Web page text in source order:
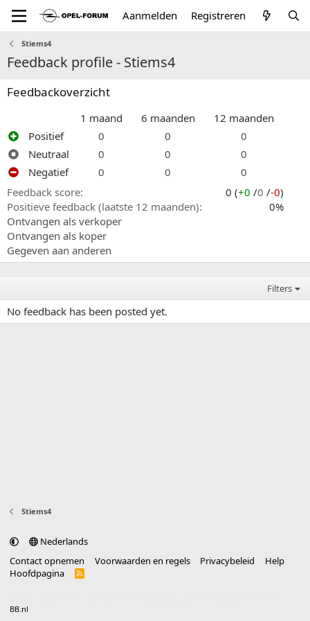
Aanmelden Registreren
Stiems4
Feedback profile - Stiems4
Feedbackoverzicht
1 maand 6 maanden
12 maanden
Positief
0 0
0
Neutraal
0 0
0
Negatief
0 0
0
Feedback score
0 (+0 /0 /-0)
Positieve feedback (laatste 12 maanden)
0%
Ontvangen als verkoper
Ontvangen als koper
Gegeven aan anderen
Filters
No feedback has been posted yet.
Stiems4
Nederlands
Contact opnemen
Voorwaarden en regels Privacybeleid
Help
Hoofdpagina
R
BB.nl